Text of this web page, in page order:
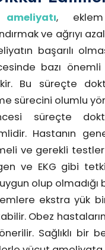
, eklem
ve ağrıyı
başarılı
bazı
Bu süreçte
sürecini olumlu
süreçte
Hastanın
ve gerekli testler
ve EKG gibi
olup olmadığı
ekstra yük
Obez
Sağlıklı bir